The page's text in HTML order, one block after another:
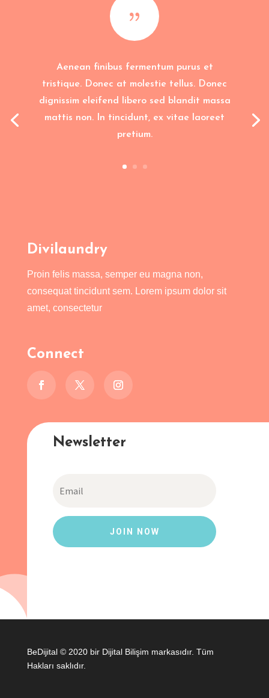
{
Aenean finibus fermentum purus et
tristique. Donec at molestie tellus. Donec
dignissim eleifend libero sed blandit massa
mattis non. In tincidunt, ex vitae laoreet
pretium.
Divilaundry
Proin felis massa, semper eu magna non,
consequat tincidunt sem. Lorem ipsum dolor sit
amet, consectetur
Connect
Newsletter
JOIN NOW
BeDijital © 2020 bir Dijital Bilişim markasıdır. Tüm
Hakları saklıdır.